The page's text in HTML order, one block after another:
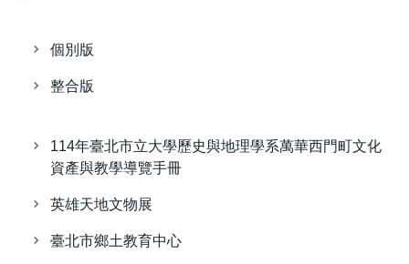
個別版
整合版
114年臺北市立大學歷史與地理學系萬華西門町文化
資產與教學導覽手冊
英雄天地文物展
臺北市鄉土教育中心